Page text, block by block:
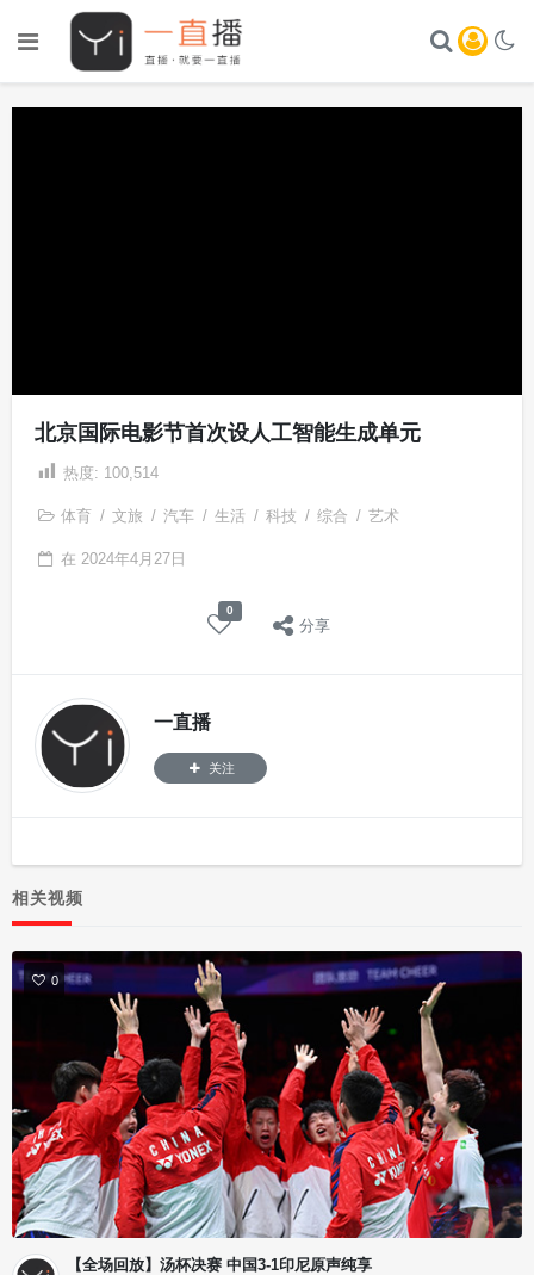
北京国际电影节首次设人工智能生成单元
热度: 100,514
体育 / 文旅 / 汽车 / 生活 / 科技 / 综合 / 艺术
在 2024年4月27日
0
分享
一直播
关注
相关视频
0
【全场回放】汤杯决赛 中国3-1印尼原声纯享